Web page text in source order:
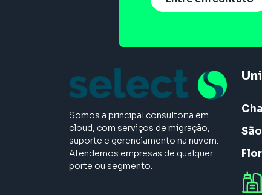
Somos a principal consultoria em
cloud, com serviços de migração,
suporte e gerenciamento na nuvem.
Atendemos empresas de qualquer
porte ou segmento.